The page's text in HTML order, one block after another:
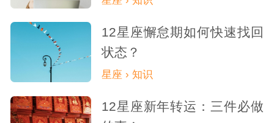
12星座懈怠期如何快速找回
状态？
星座 › 知识
12星座新年转运：三件必做